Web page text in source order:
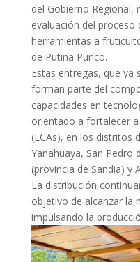
del Gobierno Regional,
evaluación del
herramientas a
de Putina Punco.
Estas entregas, que ya
forman parte del
capacidades en
orientado a fortalecer
(ECAs), en los distritos
Yanahuaya, San Pedro
(provincia de Sandia) y
La distribución
objetivo de alcanzar la
impulsando la